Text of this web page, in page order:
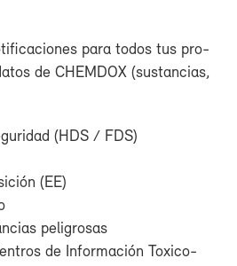
pa­ra to­dos tus pro­
de CHEM­DOX (sus­tan­cias,
(HDS / FDS)
(EE)
pe­li­gro­sas
de In­for­ma­ción To­xi­co­